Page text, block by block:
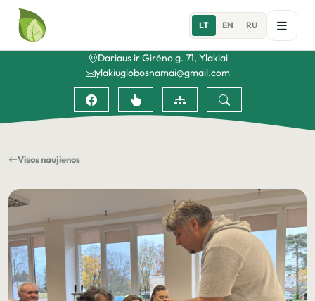
Dariaus ir Girėno g. 71, Ylakiai
ylakiuglobosnamai@gmail.com
LT EN RU
Visos naujienos